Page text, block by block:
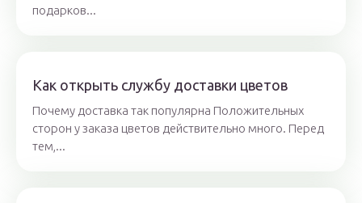
подарков...
Как открыть службу доставки цветов
Почему доставка так популярна Положительных
сторон у заказа цветов действительно много. Перед
тем,...